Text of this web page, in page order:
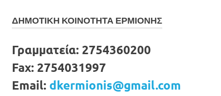
ΔΗΜΟΤΙΚΗ ΚΟΙΝΟΤΗΤΑ ΕΡΜΙΟΝΗΣ
Γραμματεία: 2754360200
Fax: 2754031997
Email: dkermionis@gmail.com